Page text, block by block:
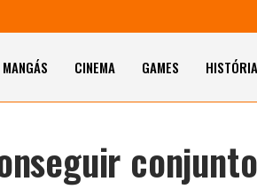
MANGÁS CINEMA GAMES HISTÓRIA
conjunto